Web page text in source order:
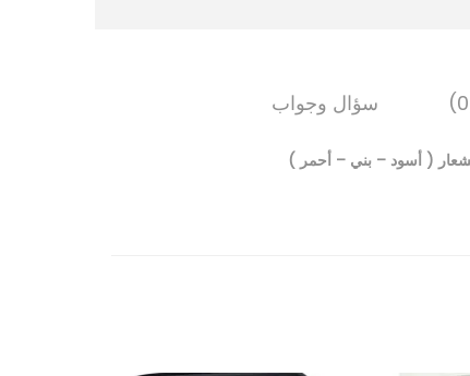
سؤال وجواب